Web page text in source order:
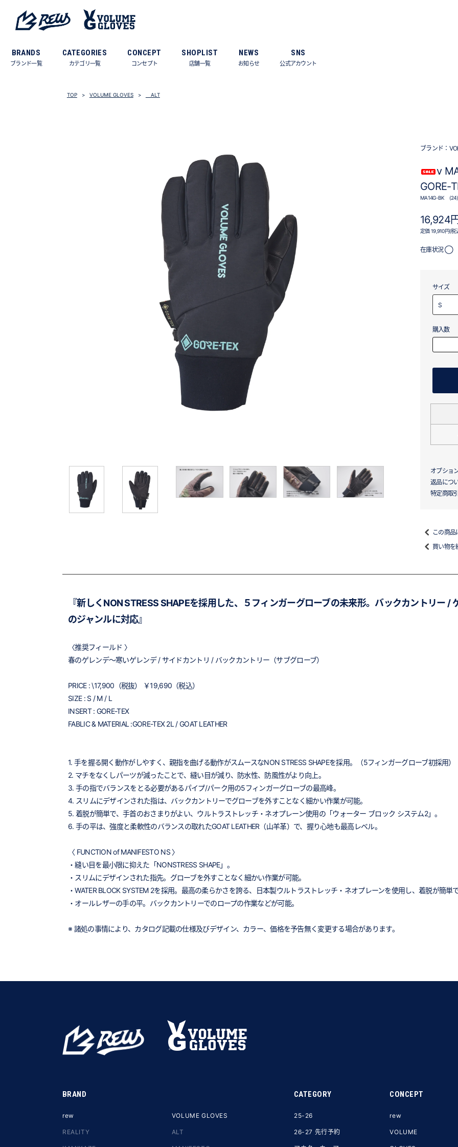
BRANDS
ブランド一覧
CATEGORIES
カテゴリ一覧
CONCEPT
コンセプト
SHOPLIST
店舗一覧
NEWS
お知らせ
SNS
公式アカウント
TOP VOLUME GLOVES ALT
ブランド：
v
GORE-
MA14G-BK (24)
16,924
定価 19,910円(税
在庫状況 ◯
サイズ
購入数
オプショ
返品につ
特定商取
この商品
買い物を
『新しくNON STRESS SHAPEを採用した、５フィンガーグローブの未来形。バックカントリー /
のジャンルに対応』
〈推奨フィールド 〉
春のゲレンデ～寒いゲレンデ / サイドカントリ / バックカントリー（サブグローブ）
PRICE : \17,900（税抜） ￥19,690（税込）
SIZE : S / M / L
INSERT : GORE-TEX
FABLIC & MATERIAL :GORE-TEX 2L / GOAT LEATHER
1. 手を握る開く動作がしやすく、親指を曲げる動作がスムースなNON STRESS SHAPEを採用。（5フィンガーグローブ初採用）
2. マチをなくしパーツが減ったことで、縫い目が減り、防水性、防風性がより向上。
3. 手の指でバランスをとる必要があるパイプ/パーク用の5フィンガーグローブの最高峰。
4. スリムにデザインされた指は、バックカントリーでグローブを外すことなく細かい作業が可能。
5. 着脱が簡単で、手首のおさまりがよい、ウルトラストレッチ・ネオプレーン使用の「ウォーター ブロック システム2」。
6. 手の平は、強度と柔軟性のバランスの取れたGOAT LEATHER（山羊革）で、握り心地も最高レベル。
〈 FUNCTION of MANIFESTO NS 〉
・縫い目を最小限に抑えた「NONSTRESS SHAPE」。
・スリムにデザインされた指先。グローブを外すことなく細かい作業が可能。
・WATER BLOCK SYSTEM 2を採用。最高の柔らかさを誇る、日本製ウルトラストレッチ・ネオプレーンを使用し、着脱が簡単
・オールレザーの手の平。バックカントリーでのロープの作業などが可能。
※ 諸処の事情により、カタログ記載の仕様及びデザイン、カラー、価格を予告無く変更する場合があります。
BRAND
rew
REALITY
VOLUME GLOVES
ALT
CATEGORY
25-26
26-27 先行予約
CONCEPT
rew
VOLUME